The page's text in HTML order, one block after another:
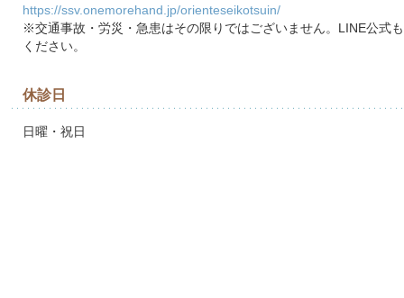
https://ssv.onemorehand.jp/orienteseikotsuin/
※交通事故・労災・急患はその限りではございません。LINE公式
ください。
休診日
日曜・祝日